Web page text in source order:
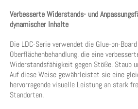
Verbesserte Widerstands- und
dynamischer Inhalte
Die LDC-Serie verwendet die Glue-on-
Oberflächenbehandlung, die eine
Widerstandsfähigkeit gegen Stöße, Staub
Auf diese Weise gewährleistet sie eine
hervorragende visuelle Leistung an stark
Standorten.